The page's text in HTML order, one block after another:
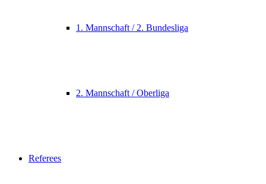
1. Mannschaft / 2. Bundesliga
2. Mannschaft / Oberliga
Referees